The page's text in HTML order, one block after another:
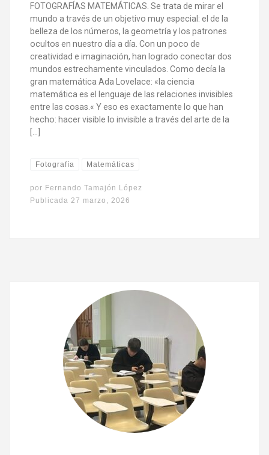
FOTOGRAFÍAS MATEMÁTICAS. Se trata de mirar el
mundo a través de un objetivo muy especial: el de la
belleza de los números, la geometría y los patrones
ocultos en nuestro día a día. Con un poco de
creatividad e imaginación, han logrado conectar dos
mundos estrechamente vinculados. Como decía la
gran matemática Ada Lovelace: «la ciencia
matemática es el lenguaje de las relaciones invisibles
entre las cosas.« Y eso es exactamente lo que han
hecho: hacer visible lo invisible a través del arte de la
Fotografía Matemáticas
por Fernando Tamajón López
Publicada 27 marzo, 2026